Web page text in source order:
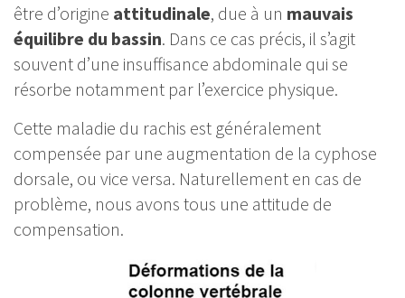
être d’origine attitudinale, due à un mauvais
équilibre du bassin. Dans ce cas précis, il s’agit
souvent d’une insuffisance abdominale qui se
résorbe notamment par l’exercice physique.
Cette maladie du rachis est généralement
compensée par une augmentation de la cyphose
dorsale, ou vice versa. Naturellement en cas de
problème, nous avons tous une attitude de
compensation.